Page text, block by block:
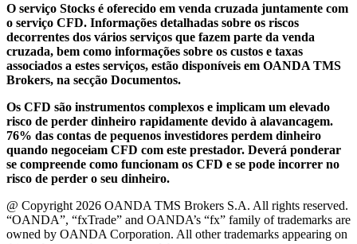
O serviço Stocks é oferecido em venda cruzada juntamente com
o serviço CFD. Informações detalhadas sobre os riscos
decorrentes dos vários serviços que fazem parte da venda
cruzada, bem como informações sobre os custos e taxas
associados a estes serviços, estão disponíveis em OANDA TMS
Brokers, na secção Documentos.
Os CFD são instrumentos complexos e implicam um elevado
risco de perder dinheiro rapidamente devido à alavancagem.
76% das contas de pequenos investidores perdem dinheiro
quando negoceiam CFD com este prestador. Deverá ponderar
se compreende como funcionam os CFD e se pode incorrer no
risco de perder o seu dinheiro.
@ Copyright 2026 OANDA TMS Brokers S.A. All rights reserved.
“OANDA”, “fxTrade” and OANDA’s “fx” family of trademarks are
owned by OANDA Corporation. All other trademarks appearing on